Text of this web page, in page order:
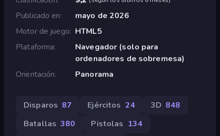
Publicado en
mayo de 2026
Motor de juego HTML5
Plataforma
Navegador (solo para
ordenadores de sobremesa)
Orientación
Panorama
Disparos 87 Ejércitos 24 3D 848
Batallas 380 Pistolas 134